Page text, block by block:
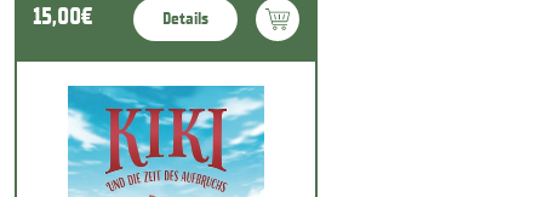
15,00€ Details